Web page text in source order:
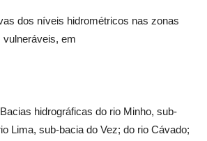
dos níveis hidrométricos nas zonas
vulneráveis, em
hidrográficas do rio Minho, sub-
Lima, sub-bacia do Vez; do rio Cávado;